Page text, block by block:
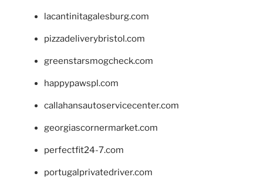
lacantinitagalesburg.com
pizzadeliverybristol.com
greenstarsmogcheck.com
happypawspl.com
callahansautoservicecenter.com
georgiascornermarket.com
perfectfit24-7.com
portugalprivatedriver.com